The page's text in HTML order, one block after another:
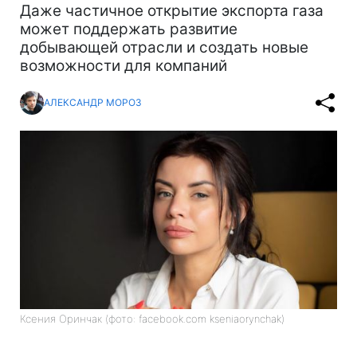
Даже частичное открытие экспорта газа
может поддержать развитие
добывающей отрасли и создать новые
возможности для компаний
АЛЕКСАНДР МОРОЗ
Ксения Оринчак (фото: facebook.com kseniaorynchak)